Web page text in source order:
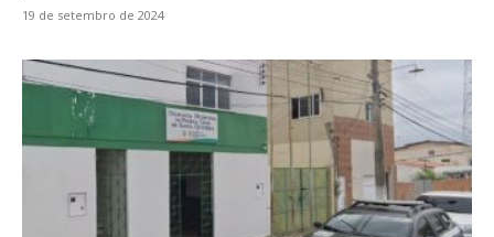
19 de setembro de 2024